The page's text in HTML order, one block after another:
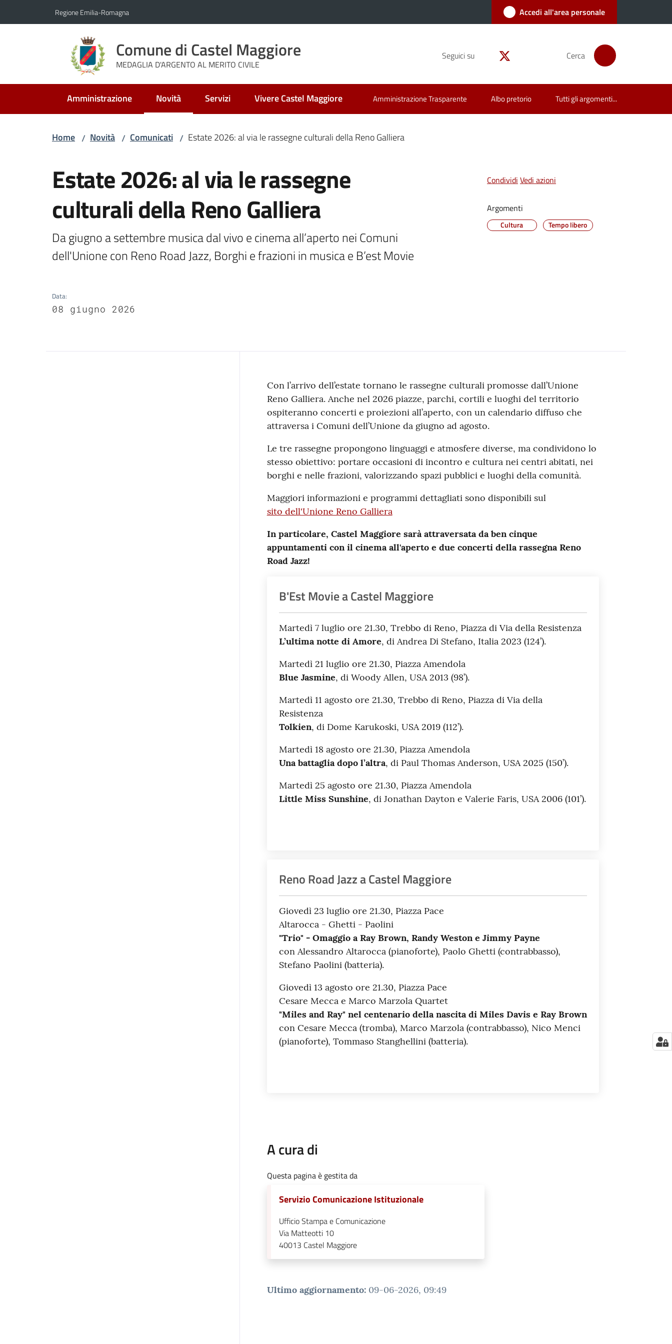
Regione Emilia-Romagna Accedi all'area personale
Comune di Castel Maggiore
MEDAGLIA D'ARGENTO AL MERITO CIVILE
Seguici su Cerca
Amministrazione Novità
Menu selezionato
Servizi Vivere Castel Maggiore Amministrazione Trasparente Albo pretorio Tutti gli argomenti...
Home / Novità / Comunicati / Estate 2026: al via le rassegne culturali della Reno Galliera
Estate 2026: al via le rassegne
culturali della Reno Galliera
Da giugno a settembre musica dal vivo e cinema all’aperto nei Comuni
dell'Unione con Reno Road Jazz, Borghi e frazioni in musica e B’est Movie
Data:
08 giugno 2026
Condividi Vedi azioni
Argomenti
Cultura Tempo libero
Contenuto
Con l’arrivo dell’estate tornano le rassegne culturali promosse dall’Unione
Reno Galliera. Anche nel 2026 piazze, parchi, cortili e luoghi del territorio
ospiteranno concerti e proiezioni all’aperto, con un calendario diffuso che
attraversa i Comuni dell’Unione da giugno ad agosto.
Le tre rassegne propongono linguaggi e atmosfere diverse, ma condividono lo
stesso obiettivo: portare occasioni di incontro e cultura nei centri abitati, nei
borghi e nelle frazioni, valorizzando spazi pubblici e luoghi della comunità.
Maggiori informazioni e programmi dettagliati sono disponibili sul
sito dell'Unione Reno Galliera
In particolare, Castel Maggiore sarà attraversata da ben cinque
appuntamenti con il cinema all'aperto e due concerti della rassegna Reno
Road Jazz!
B'Est Movie a Castel Maggiore
Martedì 7 luglio ore 21.30, Trebbo di Reno, Piazza di Via della Resistenza
L’ultima notte di Amore, di Andrea Di Stefano, Italia 2023 (124’).
Martedì 21 luglio ore 21.30, Piazza Amendola
Blue Jasmine, di Woody Allen, USA 2013 (98’).
Martedì 11 agosto ore 21.30, Trebbo di Reno, Piazza di Via della
Resistenza
Tolkien, di Dome Karukoski, USA 2019 (112’).
Martedì 18 agosto ore 21.30, Piazza Amendola
Una battaglia dopo l’altra, di Paul Thomas Anderson, USA 2025 (150’).
Martedì 25 agosto ore 21.30, Piazza Amendola
Little Miss Sunshine, di Jonathan Dayton e Valerie Faris, USA 2006 (101’).
Reno Road Jazz a Castel Maggiore
Giovedì 23 luglio ore 21.30, Piazza Pace
Altarocca - Ghetti - Paolini
"Trio" - Omaggio a Ray Brown, Randy Weston e Jimmy Payne
con Alessandro Altarocca (pianoforte), Paolo Ghetti (contrabbasso),
Stefano Paolini (batteria).
Giovedì 13 agosto ore 21.30, Piazza Pace
Cesare Mecca e Marco Marzola Quartet
"Miles and Ray" nel centenario della nascita di Miles Davis e Ray Brown
con Cesare Mecca (tromba), Marco Marzola (contrabbasso), Nico Menci
(pianoforte), Tommaso Stanghellini (batteria).
A cura di
Questa pagina è gestita da
Servizio Comunicazione Istituzionale
Ufficio Stampa e Comunicazione
Via Matteotti 10
40013 Castel Maggiore
Ultimo aggiornamento: 09-06-2026, 09:49